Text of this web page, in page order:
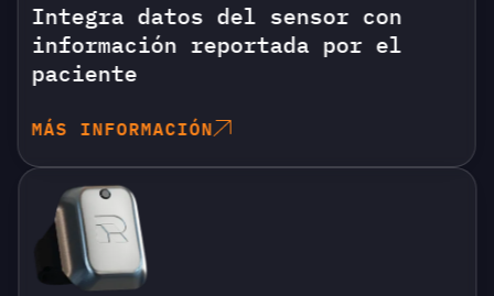
Integra datos del sensor con
información reportada por el
paciente
MÁS INFORMACIÓN